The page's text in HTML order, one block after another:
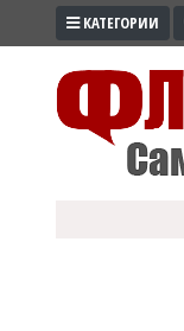
ПРОМО
КАТЕГОРИИ